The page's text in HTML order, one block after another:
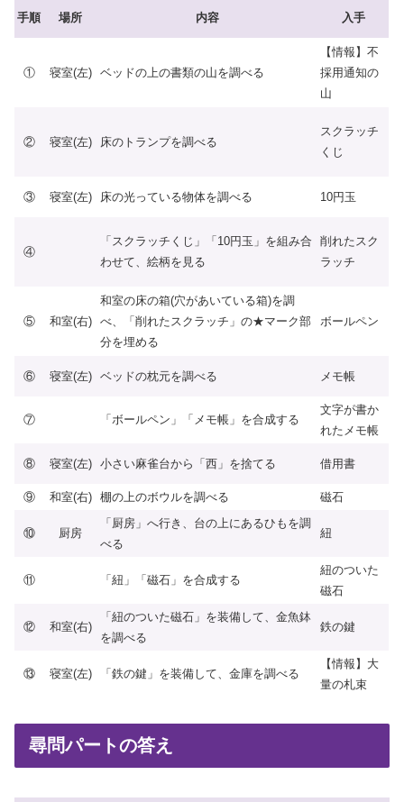
手順 場所 内容 入手
① 寝室(左) ベッドの上の書類の山を調べる
【情報】不
採用通知の
山
② 寝室(左) 床のトランプを調べる
スクラッチ
くじ
③ 寝室(左) 床の光っている物体を調べる 10円玉
④
「スクラッチくじ」「10円玉」を組み合
わせて、絵柄を見る
削れたスク
ラッチ
⑤ 和室(右)
和室の床の箱(穴があいている箱)を調
べ、「削れたスクラッチ」の★マーク部
分を埋める
ボールペン
⑥ 寝室(左) ベッドの枕元を調べる メモ帳
⑦ 「ボールペン」「メモ帳」を合成する
文字が書か
れたメモ帳
⑧ 寝室(左) 小さい麻雀台から「西」を捨てる 借用書
⑨ 和室(右) 棚の上のボウルを調べる 磁石
⑩ 厨房
「厨房」へ行き、台の上にあるひもを調
べる
紐
⑪ 「紐」「磁石」を合成する
紐のついた
磁石
⑫ 和室(右)
「紐のついた磁石」を装備して、金魚鉢
を調べる
鉄の鍵
⑬ 寝室(左) 「鉄の鍵」を装備して、金庫を調べる
【情報】大
量の札束
尋問パートの答え